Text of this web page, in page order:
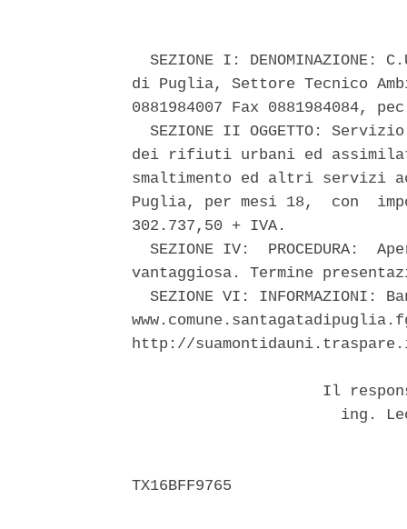
SEZIONE I: DENOMINAZIONE:
di Puglia, Settore Tecnico
0881984007 Fax 0881984084,
SEZIONE II OGGETTO:
dei rifiuti urbani ed
smaltimento ed altri servizi
Puglia, per mesi 18,  con
302.737,50 + IVA.
SEZIONE IV:  PROCEDURA:
vantaggiosa. Termine
SEZIONE VI: INFORMAZIONI:
http://
Il
ing.